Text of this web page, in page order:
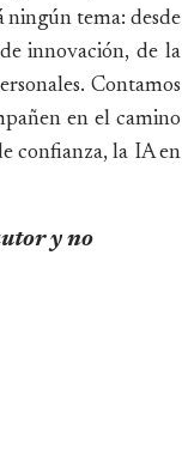
ningún tema: desde
innovación, de la
Contamos
en el camino
confianza, la IA en
y no